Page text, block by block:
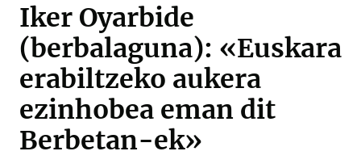
Iker Oyarbide
(berbalaguna): «Euskara
erabiltzeko aukera
ezinhobea eman dit
Berbetan-ek»